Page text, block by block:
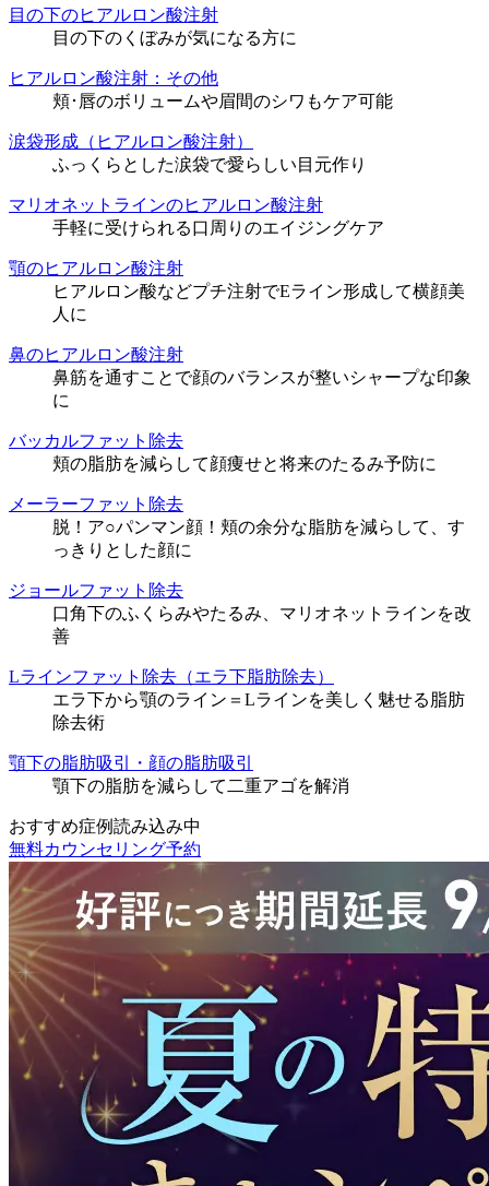
目の下のヒアルロン酸注射
目の下のくぼみが気になる方に
ヒアルロン酸注射：その他
頬･唇のボリュームや眉間のシワもケア可能
涙袋形成（ヒアルロン酸注射）
ふっくらとした涙袋で愛らしい目元作り
マリオネットラインのヒアルロン酸注射
手軽に受けられる口周りのエイジングケア
顎のヒアルロン酸注射
ヒアルロン酸などプチ注射でEライン形成して横顔美
人に
鼻のヒアルロン酸注射
鼻筋を通すことで顔のバランスが整いシャープな印象
に
バッカルファット除去
頬の脂肪を減らして顔痩せと将来のたるみ予防に
メーラーファット除去
脱！ア○パンマン顔！頬の余分な脂肪を減らして、す
っきりとした顔に
ジョールファット除去
口角下のふくらみやたるみ、マリオネットラインを改
善
Lラインファット除去（エラ下脂肪除去）
エラ下から顎のライン＝Lラインを美しく魅せる脂肪
除去術
顎下の脂肪吸引・顔の脂肪吸引
顎下の脂肪を減らして二重アゴを解消
おすすめ症例読み込み中
無料カウンセリング予約